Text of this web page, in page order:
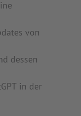
von
dessen
in der